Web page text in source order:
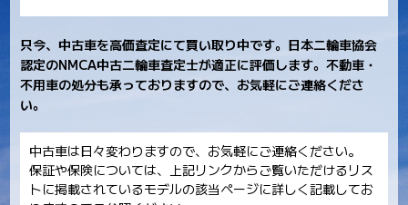
只今、中古車を高価査定にて買い取り中です。日本二輪車協会
認定のNMCA中古二輪車査定士が適正に評価します。不動車・
不用車の処分も承っておりますので、お気軽にご連絡くださ
い。
中古車は日々変わりますので、お気軽にご連絡ください。
保証や保険については、上記リンクからご覧いただけるリス
トに掲載されているモデルの該当ページに詳しく記載してお